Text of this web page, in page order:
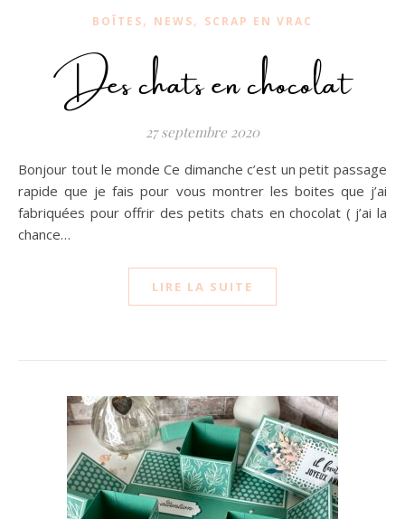
BOÎTES, NEWS, SCRAP EN VRAC
Des chats en chocolat
27 septembre 2020
Bonjour tout le monde Ce dimanche c’est un petit passage
rapide que je fais pour vous montrer les boites que j’ai
fabriquées pour offrir des petits chats en chocolat ( j’ai la
chance…
LIRE LA SUITE